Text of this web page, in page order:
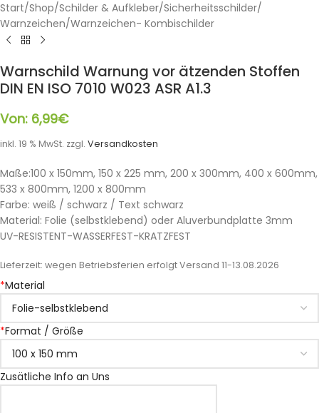
Start/Shop/Schilder & Aufkleber/Sicherheitsschilder/
Warnzeichen/Warnzeichen- Kombischilder
Warnschild Warnung vor ätzenden Stoffen
DIN EN ISO 7010 W023 ASR A1.3
Von: 6,99€
inkl. 19 % MwSt. zzgl. Versandkosten
Maße:100 x 150mm, 150 x 225 mm, 200 x 300mm, 400 x 600mm,
533 x 800mm, 1200 x 800mm
Farbe: weiß / schwarz / Text schwarz
Material: Folie (selbstklebend) oder Aluverbundplatte 3mm
UV-RESISTENT-WASSERFEST-KRATZFEST
Lieferzeit: wegen Betriebsferien erfolgt Versand 11-13.08.2026
*Material
*Format / Größe
Zusätliche Info an Uns